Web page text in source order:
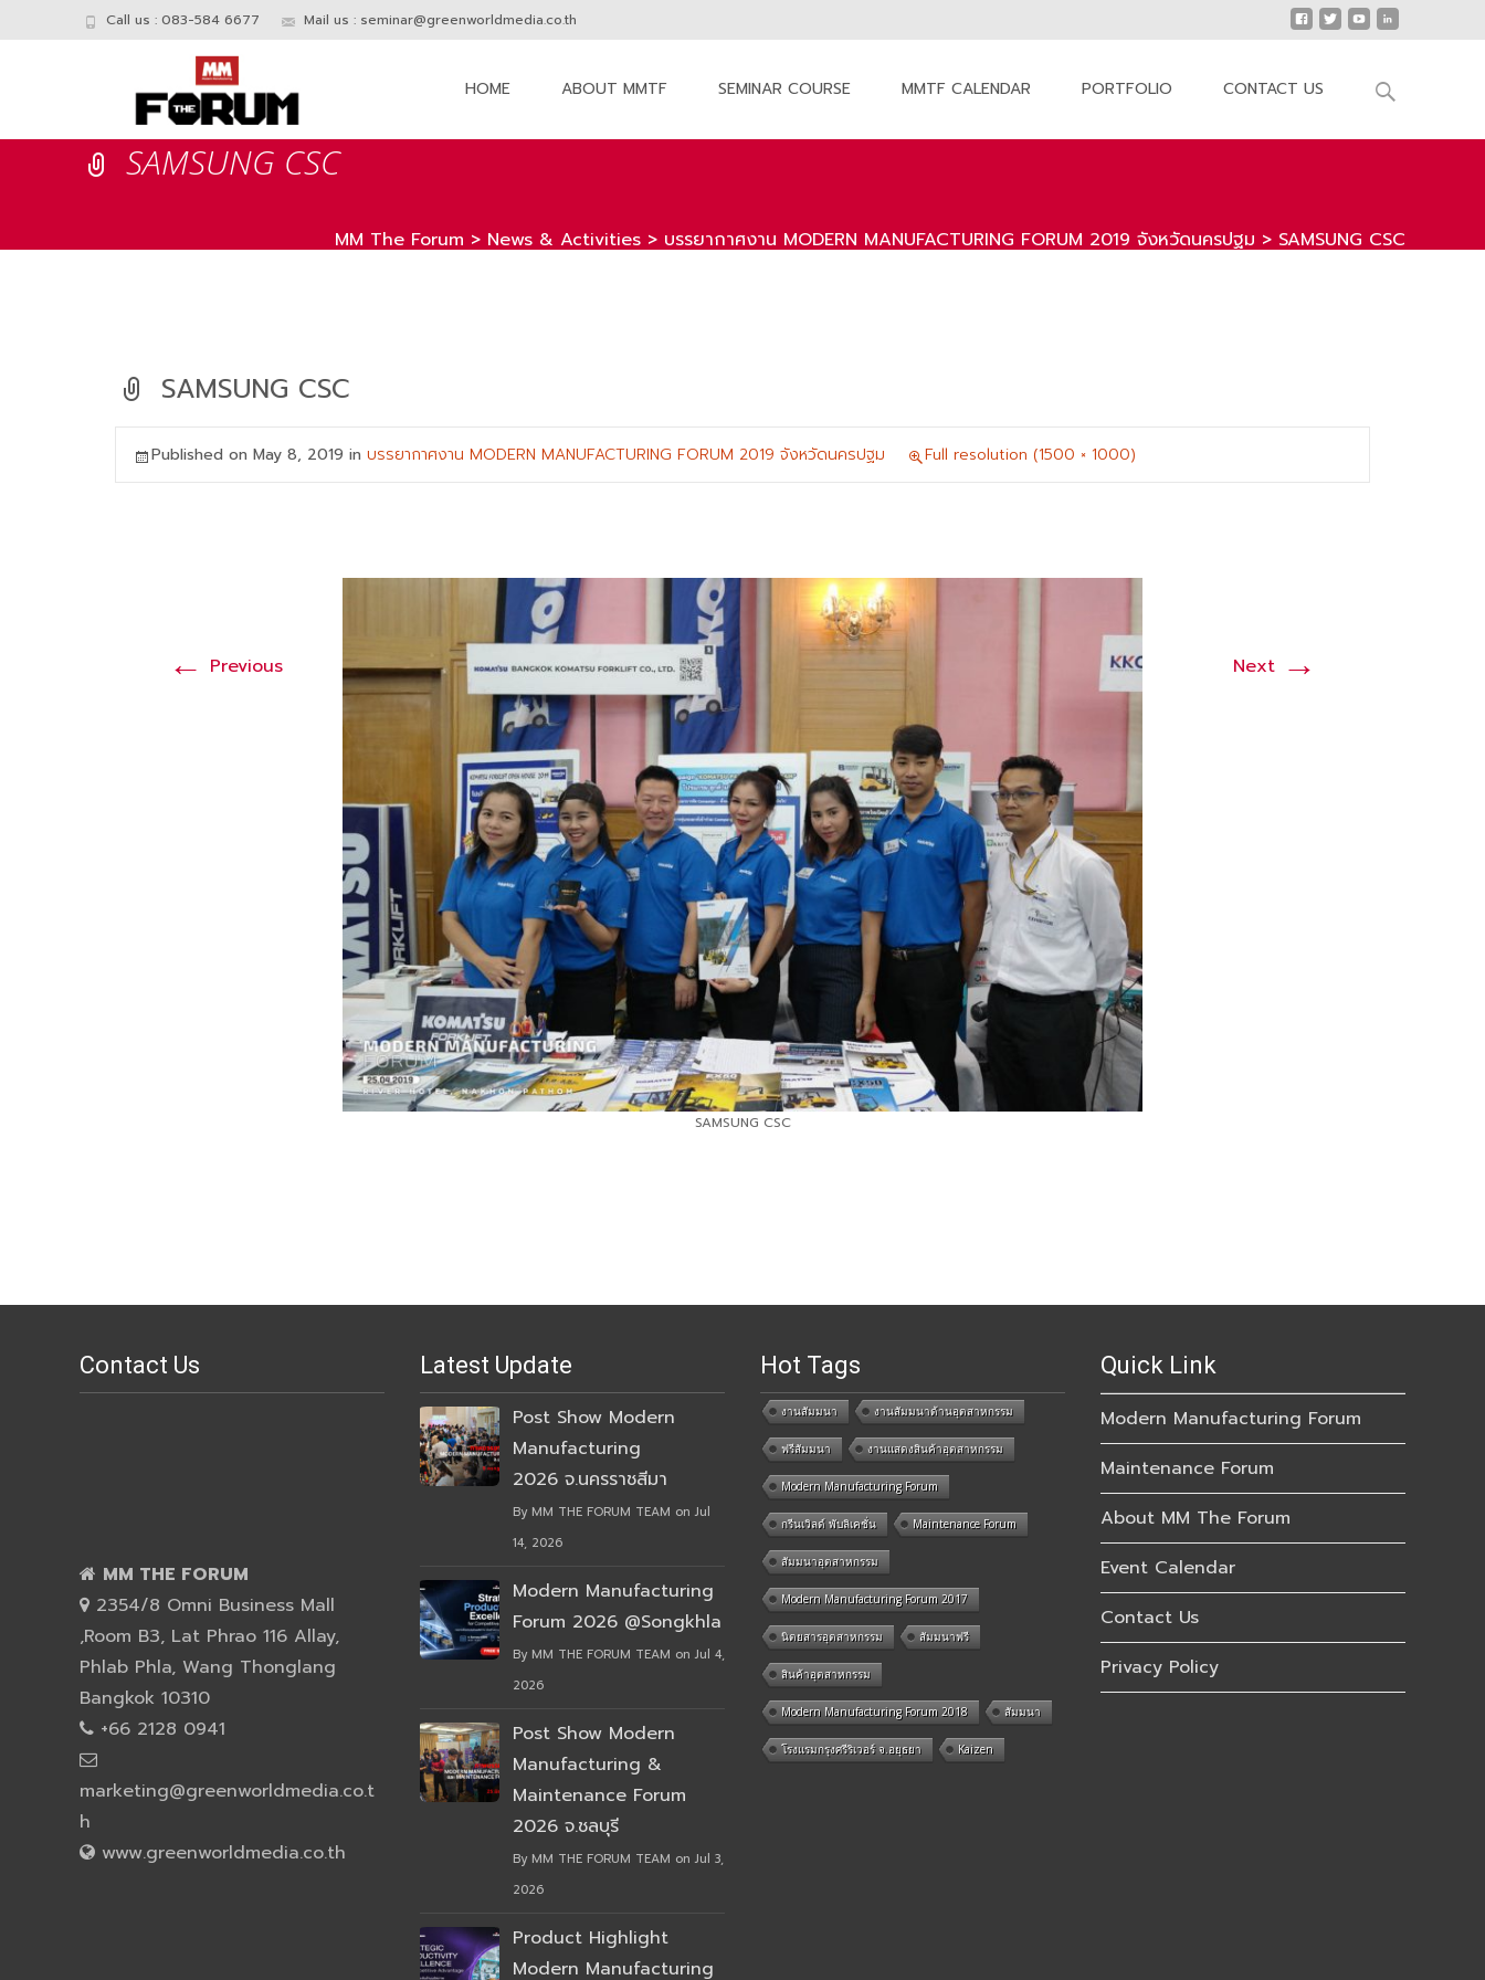
Call us : 083-584 6677 Mail us : seminar@greenworldmedia.co.th
HOME ABOUT MMTF SEMINAR COURSE MMTF CALENDAR PORTFOLIO CONTACT US
Search
SAMSUNG CSC
MM The Forum > News & Activities > บรรยากาศงาน MODERN MANUFACTURING FORUM 2019 จังหวัดนครปฐม > SAMSUNG CSC
SAMSUNG CSC
Published on May 8, 2019 in บรรยากาศงาน MODERN MANUFACTURING FORUM 2019 จังหวัดนครปฐม Full resolution (1500 × 1000)
← Previous Next →
SAMSUNG CSC
Contact Us
MM THE FORUM
2354/8 Omni Business Mall
,Room B3, Lat Phrao 116 Allay,
Phlab Phla, Wang Thonglang
Bangkok 10310
+66 2128 0941
marketing@greenworldmedia.co.t
h
www.greenworldmedia.co.th
Latest Update
Post Show Modern
Manufacturing
2026 จ.นครราชสีมา
By MM THE FORUM TEAM on Jul
14, 2026
Modern Manufacturing
Forum 2026 @Songkhla
By MM THE FORUM TEAM on Jul 4,
2026
Post Show Modern
Manufacturing &
Maintenance Forum
2026 จ.ชลบุรี
By MM THE FORUM TEAM on Jul 3,
2026
Product Highlight
Modern Manufacturing
Hot Tags
งานสัมมนา งานสัมมนาด้านอุตสาหกรรม
ฟรีสัมมนา งานแสดงสินค้าอุตสาหกรรม
Modern Manufacturing Forum
กรีนเวิลด์ พับลิเคชั่น Maintenance Forum
สัมมนาอุตสาหกรรม
Modern Manufacturing Forum 2017
นิตยสารอุตสาหกรรม สัมมนาฟรี
สินค้าอุตสาหกรรม
Modern Manufacturing Forum 2018 สัมมนา
โรงแรมกรุงศรีริเวอร์ จ.อยุธยา Kaizen
Quick Link
Modern Manufacturing Forum
Maintenance Forum
About MM The Forum
Event Calendar
Contact Us
Privacy Policy